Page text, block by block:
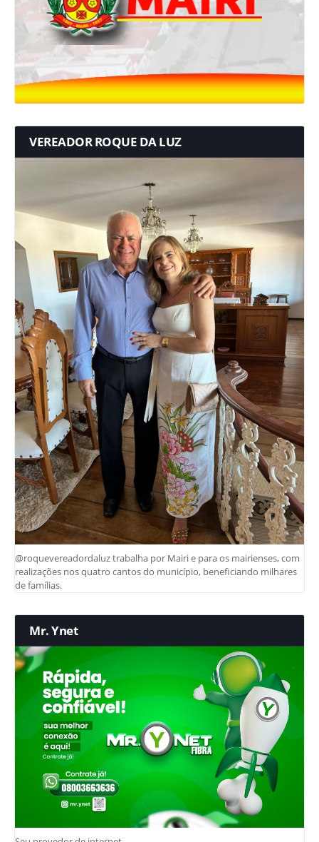
VEREADOR ROQUE DA LUZ
@roquevereadordaluz trabalha por Mairi e para os mairienses, com
realizações nos quatro cantos do município, beneficiando milhares
de famílias.
Mr. Ynet